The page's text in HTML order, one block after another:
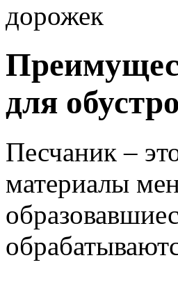
дорожек
для
Песчаник –
материалы